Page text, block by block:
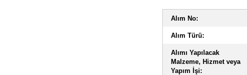
Alım No:
Alım Türü:
Alımı Yapılacak
Malzeme, Hizmet veya
Yapım İşi: